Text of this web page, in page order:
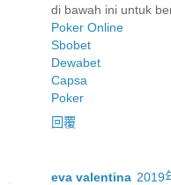
di bawah ini untuk
Poker Online
Sbobet
Dewabet
Capsa
Poker
回覆
eva valentina 2019